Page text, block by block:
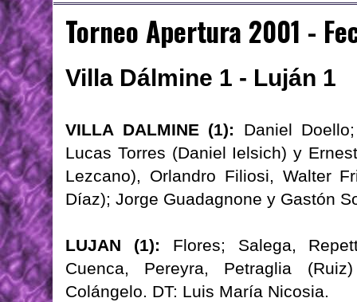
Torneo Apertura 2001 -
Villa Dálmine 1 - Luján 1
VILLA DALMINE (1): Daniel
Lucas Torres (Daniel Ielsich) y
Lezcano), Orlandro Filiosi, Walter
Díaz); Jorge Guadagnone y Gastón
LUJAN (1): Flores; Salega,
Cuenca, Pereyra, Petraglia
Colángelo. DT: Luis María Nicosia.